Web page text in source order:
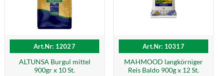
Art.Nr: 12027
ALTUNSA Burgul mittel
900gr x 10 St.
Art.Nr: 10317
MAHMOOD langkörniger
Reis Baldo 900g x 12 St.